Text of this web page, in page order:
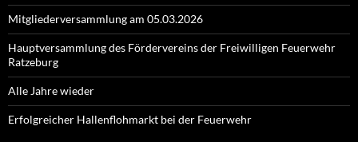
Mitgliederversammlung am 05.03.2026
Hauptversammlung des Fördervereins der Freiwilligen Feuerwehr
Ratzeburg
Alle Jahre wieder
Erfolgreicher Hallenflohmarkt bei der Feuerwehr